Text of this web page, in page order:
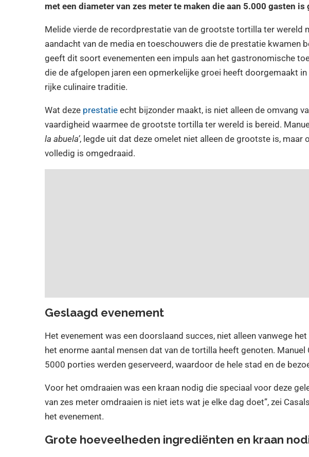
met een diameter van zes meter te maken die aan 5.000 gasten is
Melide vierde de recordprestatie van de grootste tortilla ter wereld
aandacht van de media en toeschouwers die de prestatie kwamen
geeft dit soort evenementen een impuls aan het gastronomische
die de afgelopen jaren een opmerkelijke groei heeft doorgemaakt
rijke culinaire traditie.
Wat deze prestatie echt bijzonder maakt, is niet alleen de omvang
vaardigheid waarmee de grootste tortilla ter wereld is bereid.
la abuela’, legde uit dat deze omelet niet alleen de grootste is, maar
volledig is omgedraaid.
Geslaagd evenement
Het evenement was een doorslaand succes, niet alleen vanwege
het enorme aantal mensen dat van de tortilla heeft genoten.
5000 porties werden geserveerd, waardoor de hele stad en de
Voor het omdraaien was een kraan nodig die speciaal voor deze
van zes meter omdraaien is niet iets wat je elke dag doet”, zei
het evenement.
Grote hoeveelheden ingrediënten en kraan